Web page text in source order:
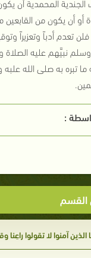
أو أن يكون من القابعين
تعدم أدباً وتعزيراً
نبيَّهم عليه الصلاة
تبره به صلى الله علبه
.
:
آمنوا لا تقولوا راعِنا